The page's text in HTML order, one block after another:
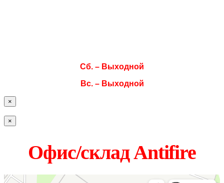
Сб. – Выходной
Вс. – Выходной
×
×
Офис/склад Antifire